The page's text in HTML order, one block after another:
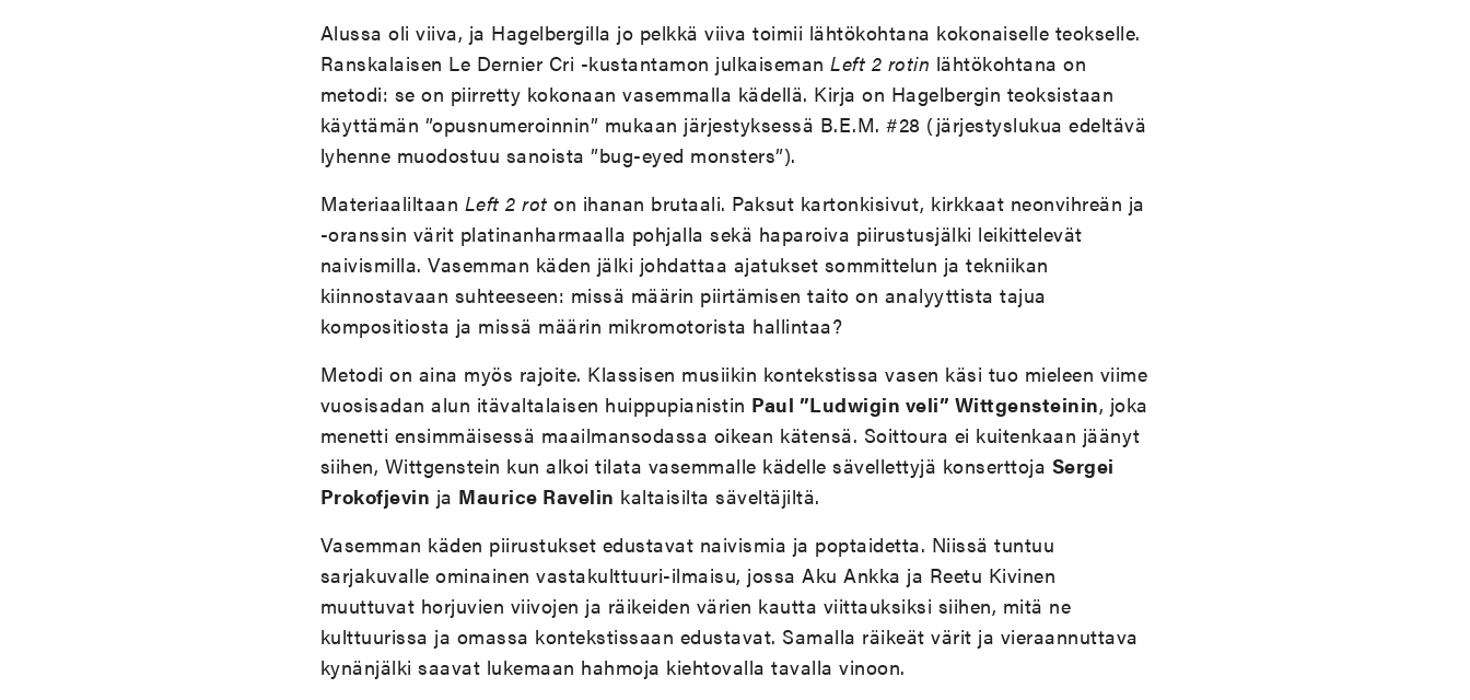
Alussa oli viiva, ja Hagelbergilla jo pelkkä viiva toimii lähtökohtana kokonaiselle teokselle.
Ranskalaisen Le Dernier Cri -kustantamon julkaiseman Left 2 rotin lähtökohtana on
metodi: se on piirretty kokonaan vasemmalla kädellä. Kirja on Hagelbergin teoksistaan
käyttämän ”opusnumeroinnin” mukaan järjestyksessä B.E.M. #28 (järjestyslukua edeltävä
lyhenne muodostuu sanoista ”bug-eyed monsters”).
Materiaaliltaan Left 2 rot on ihanan brutaali. Paksut kartonkisivut, kirkkaat neonvihreän ja
-oranssin värit platinanharmaalla pohjalla sekä haparoiva piirustusjälki leikittelevät
naivismilla. Vasemman käden jälki johdattaa ajatukset sommittelun ja tekniikan
kiinnostavaan suhteeseen: missä määrin piirtämisen taito on analyyttista tajua
kompositiosta ja missä määrin mikromotorista hallintaa?
Metodi on aina myös rajoite. Klassisen musiikin kontekstissa vasen käsi tuo mieleen viime
vuosisadan alun itävaltalaisen huippupianistin Paul ”Ludwigin veli” Wittgensteinin, joka
menetti ensimmäisessä maailmansodassa oikean kätensä. Soittoura ei kuitenkaan jäänyt
siihen, Wittgenstein kun alkoi tilata vasemmalle kädelle sävellettyjä konserttoja Sergei
Prokofjevin ja Maurice Ravelin kaltaisilta säveltäjiltä.
Vasemman käden piirustukset edustavat naivismia ja poptaidetta. Niissä tuntuu
sarjakuvalle ominainen vastakulttuuri-ilmaisu, jossa Aku Ankka ja Reetu Kivinen
muuttuvat horjuvien viivojen ja räikeiden värien kautta viittauksiksi siihen, mitä ne
kulttuurissa ja omassa kontekstissaan edustavat. Samalla räikeät värit ja vieraannuttava
kynänjälki saavat lukemaan hahmoja kiehtovalla tavalla vinoon.